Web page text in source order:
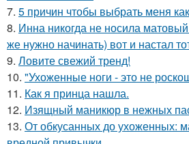
7. 5 причин чтобы выбрать меня
8. Инна никогда не носила
же нужно начинать) вот и настал
9. Ловите свежий тренд!
10. "Ухоженные ноги - это не
11. Как я принца нашла.
12. Изящный маникюр в нежных
13. От обкусанных до ухоженных: